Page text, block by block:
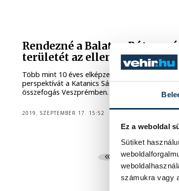
Ez a weboldal
Sütiket
számukra vagy
Rendezné a Balaton
területét az ellenzéki
Több mint 10 éves elképzeléseknek adna újra
perspektívát a Katanics Sándor vezette
összefogás Veszprémben.
2019. SZEPTEMBER 17. 15:52
...